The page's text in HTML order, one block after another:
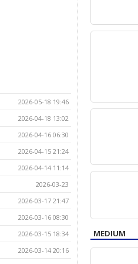
2026-05-18 19:46
2026-04-18 13:02
2026-04-16 06:30
2026-04-15 21:24
2026-04-14 11:14
2026-03-23
2026-03-17 21:47
2026-03-16 08:30
2026-03-15 18:34
2026-03-14 20:16
MEDIUM